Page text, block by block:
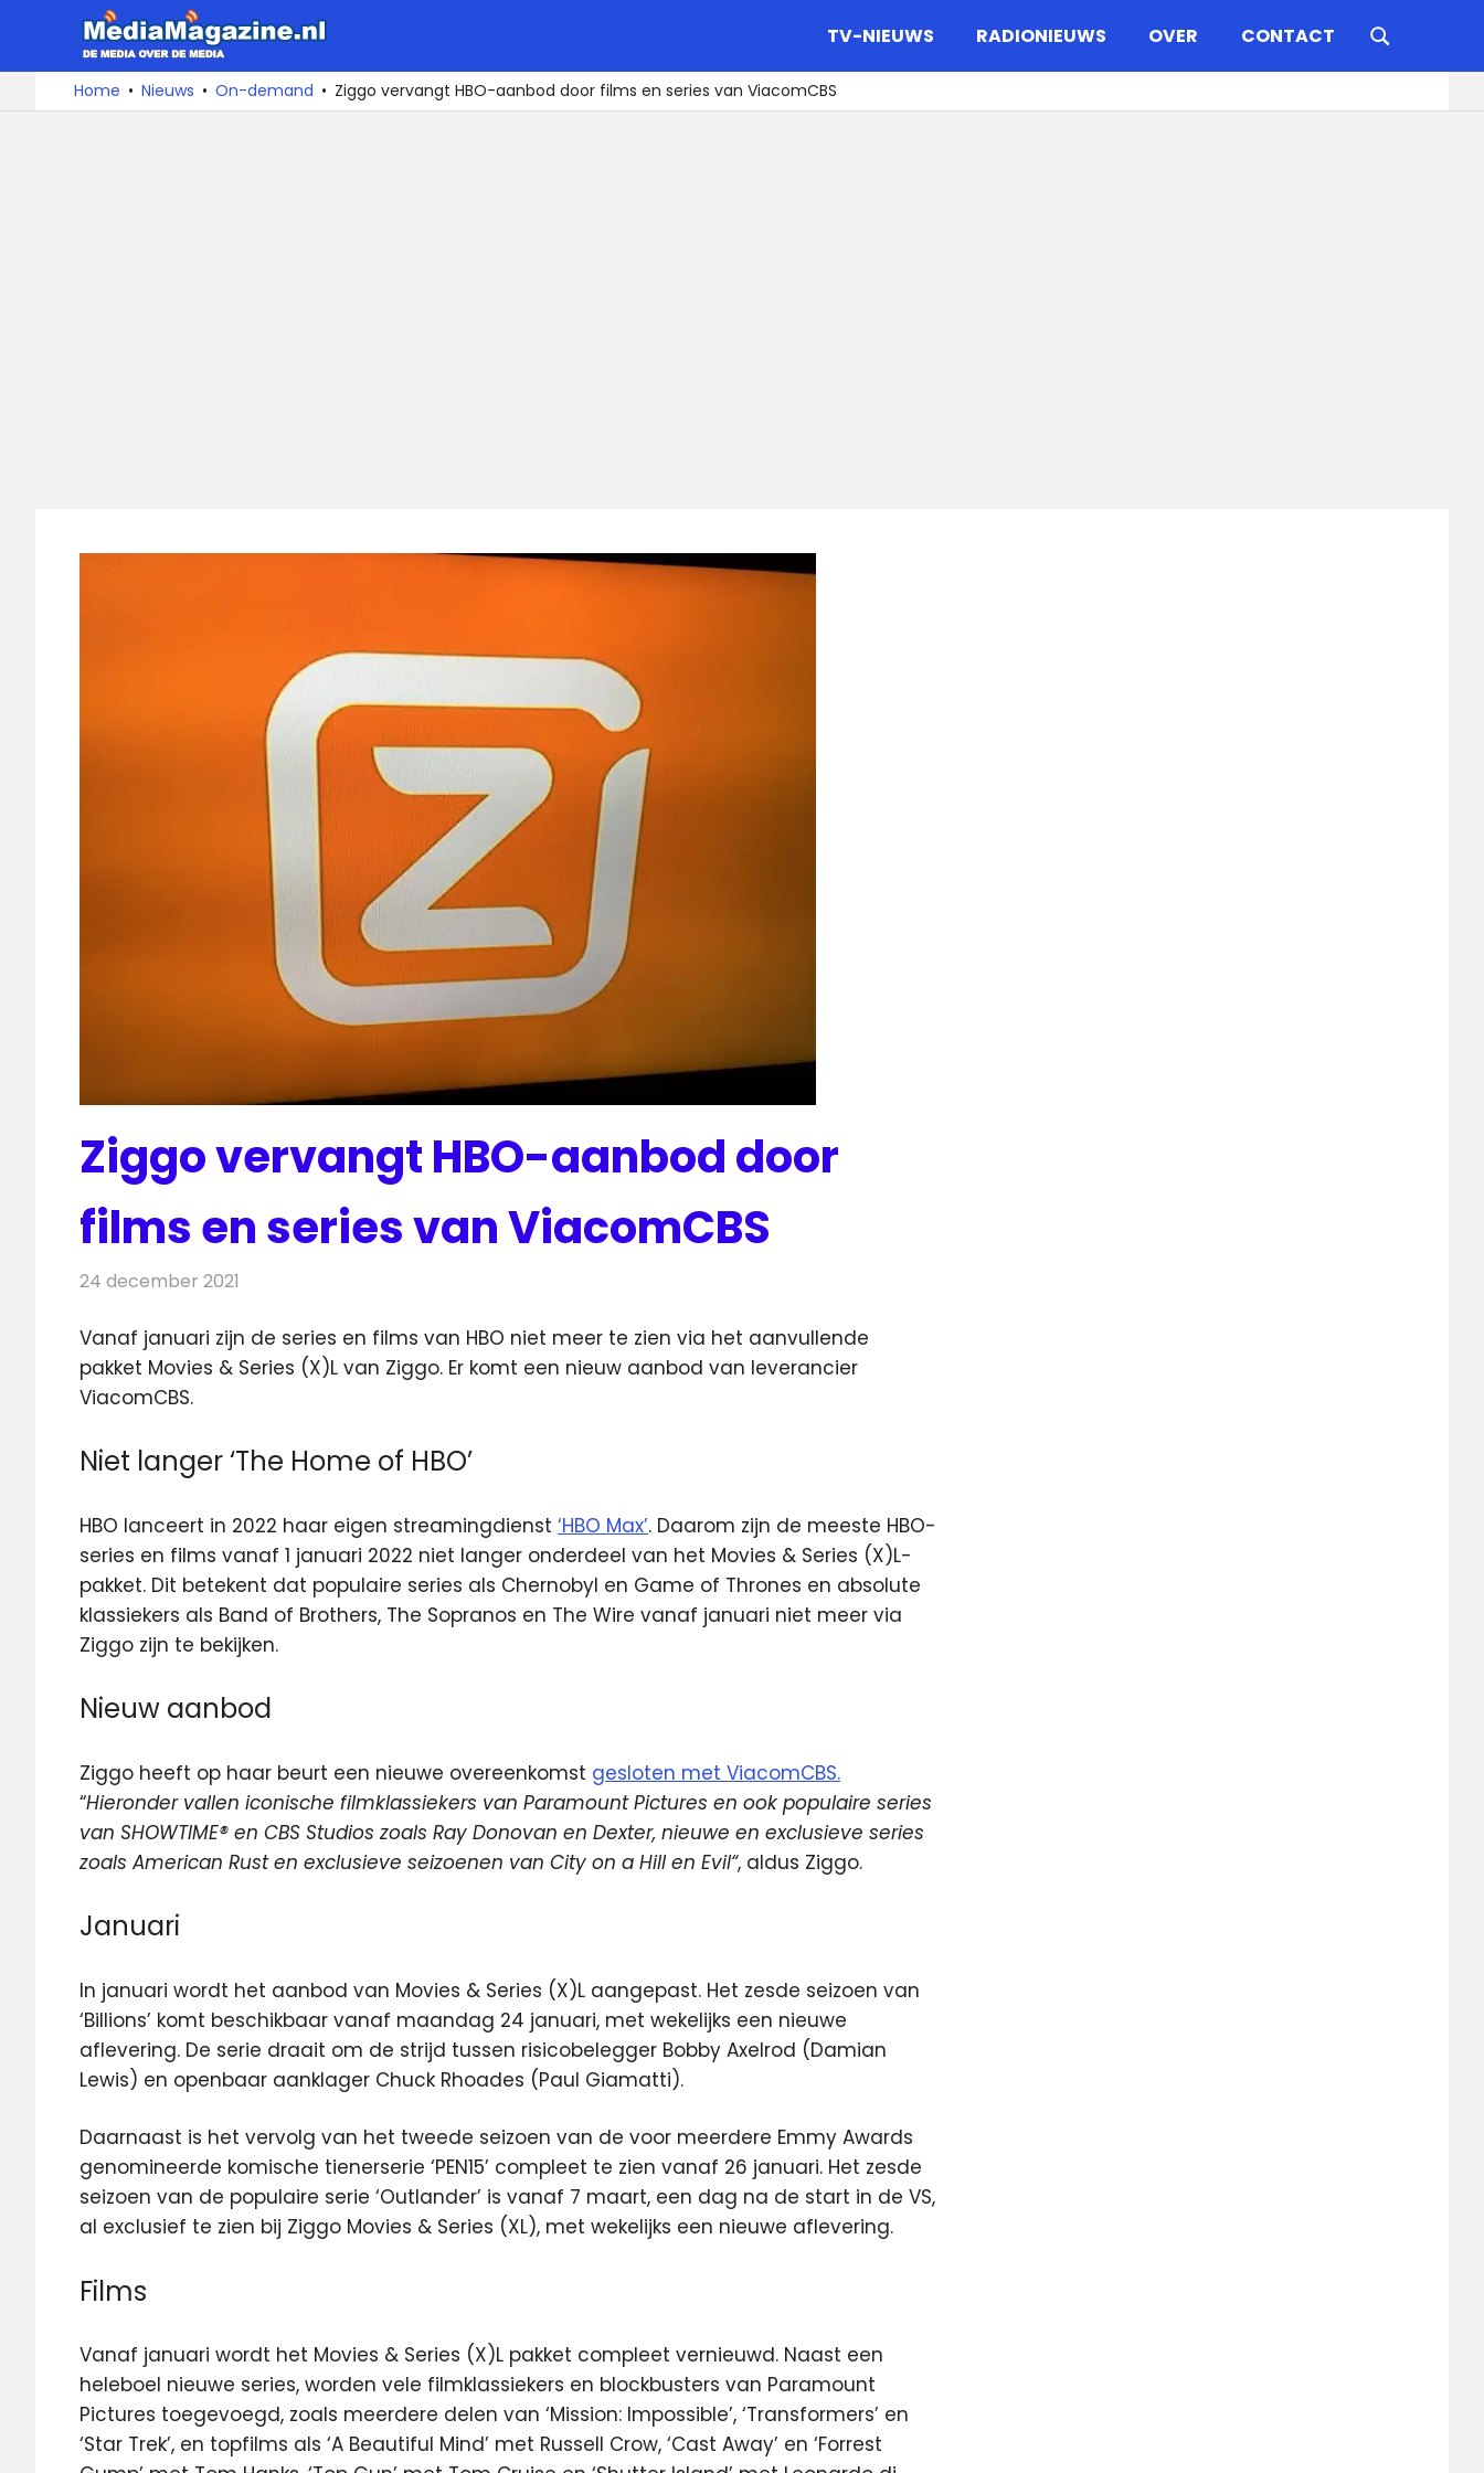
naar
De
media
over
TV-NIEUWS RADIONIEUWS OVER CONTACT
Home Nieuws On-demand Ziggo vervangt HBO-aanbod door films en series van ViacomCBS
Ziggo vervangt HBO-aanbod door
films en series van ViacomCBS
24 december 2021
Vanaf januari zijn de series en films van HBO niet meer te zien via het aanvullende
pakket Movies & Series (X)L van Ziggo. Er komt een nieuw aanbod van leverancier
ViacomCBS.
Niet langer ‘The Home of HBO’
HBO lanceert in 2022 haar eigen streamingdienst ‘HBO Max’. Daarom zijn de meeste HBO-
series en films vanaf 1 januari 2022 niet langer onderdeel van het Movies & Series (X)L-
pakket. Dit betekent dat populaire series als Chernobyl en Game of Thrones en absolute
klassiekers als Band of Brothers, The Sopranos en The Wire vanaf januari niet meer via
Ziggo zijn te bekijken.
Nieuw aanbod
Ziggo heeft op haar beurt een nieuwe overeenkomst gesloten met ViacomCBS.
“Hieronder vallen iconische filmklassiekers van Paramount Pictures en ook populaire series
van SHOWTIME® en CBS Studios zoals Ray Donovan en Dexter, nieuwe en exclusieve series
zoals American Rust en exclusieve seizoenen van City on a Hill en Evil“, aldus Ziggo.
Januari
In januari wordt het aanbod van Movies & Series (X)L aangepast. Het zesde seizoen van
‘Billions’ komt beschikbaar vanaf maandag 24 januari, met wekelijks een nieuwe
aflevering. De serie draait om de strijd tussen risicobelegger Bobby Axelrod (Damian
Lewis) en openbaar aanklager Chuck Rhoades (Paul Giamatti).
Daarnaast is het vervolg van het tweede seizoen van de voor meerdere Emmy Awards
genomineerde komische tienerserie ‘PEN15’ compleet te zien vanaf 26 januari. Het zesde
seizoen van de populaire serie ‘Outlander’ is vanaf 7 maart, een dag na de start in de VS,
al exclusief te zien bij Ziggo Movies & Series (XL), met wekelijks een nieuwe aflevering.
Films
Vanaf januari wordt het Movies & Series (X)L pakket compleet vernieuwd. Naast een
heleboel nieuwe series, worden vele filmklassiekers en blockbusters van Paramount
Pictures toegevoegd, zoals meerdere delen van ‘Mission: Impossible’, ‘Transformers’ en
‘Star Trek’, en topfilms als ‘A Beautiful Mind’ met Russell Crow, ‘Cast Away’ en ‘Forrest